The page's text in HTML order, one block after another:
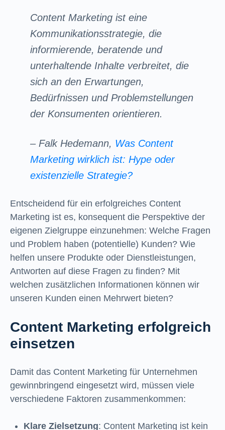
Content Marketing ist eine
Kommunikationsstrategie, die
informierende, beratende und
unterhaltende Inhalte verbreitet, die
sich an den Erwartungen,
Bedürfnissen und Problemstellungen
der Konsumenten orientieren.
– Falk Hedemann, Was Content
Marketing wirklich ist: Hype oder
existenzielle Strategie?
Entscheidend für ein erfolgreiches Content
Marketing ist es, konsequent die Perspektive der
eigenen Zielgruppe einzunehmen: Welche Fragen
und Problem haben (potentielle) Kunden? Wie
helfen unsere Produkte oder Dienstleistungen,
Antworten auf diese Fragen zu finden? Mit
welchen zusätzlichen Informationen können wir
unseren Kunden einen Mehrwert bieten?
Content Marketing erfolgreich
einsetzen
Damit das Content Marketing für Unternehmen
gewinnbringend eingesetzt wird, müssen viele
verschiedene Faktoren zusammenkommen:
Klare Zielsetzung: Content Marketing ist kein